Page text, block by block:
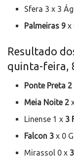
Sfera 3 x 3
Palmeiras 9 x
Resultado
quinta-feira,
Ponte Preta 2
Meia Noite 2
Linense 1 x 3
Falcon 3 x 0
Mirassol 0 x